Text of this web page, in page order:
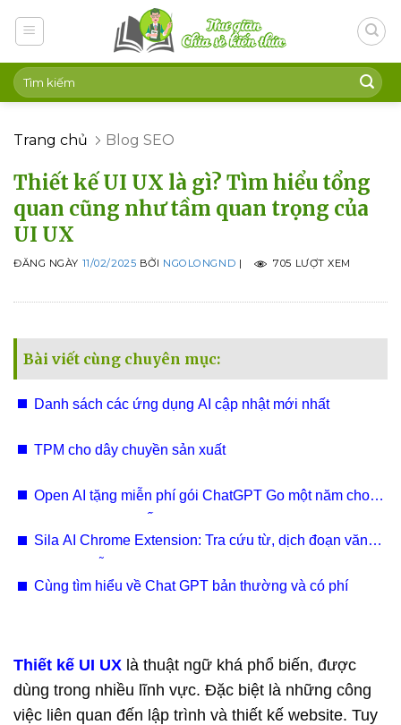
Trang chủ Blog SEO
Thiết kế UI UX là gì? Tìm hiểu tổng
quan cũng như tầm quan trọng của
UI UX
ĐĂNG NGÀY 11/02/2025 BỞI NGOLONGND | 705 LƯỢT XEM
Bài viết cùng chuyên mục:
Danh sách các ứng dụng AI cập nhật mới nhất
TPM cho dây chuyền sản xuất
Open AI tặng miễn phí gói ChatGPT Go một năm cho
Sila AI Chrome Extension: Tra cứu từ, dịch đoạn văn
Cùng tìm hiểu về Chat GPT bản thường và có phí
Thiết kế UI UX là thuật ngữ khá phổ biến, được
dùng trong nhiều lĩnh vực. Đặc biệt là những công
việc liên quan đến lập trình và thiết kế website. Tuy